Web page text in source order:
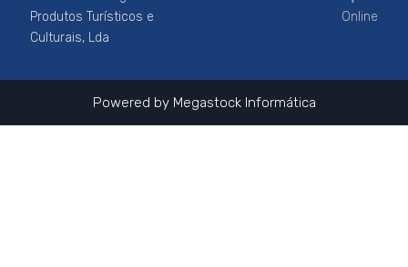
o
k
r
a
m
Produtos Turísticos e
Culturais, Lda
Online
Powered by Megastock Informática